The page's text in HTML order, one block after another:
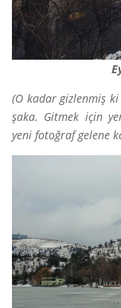
(O kadar gizlenmiş
şaka. Gitmek için
yeni fotoğraf gelene